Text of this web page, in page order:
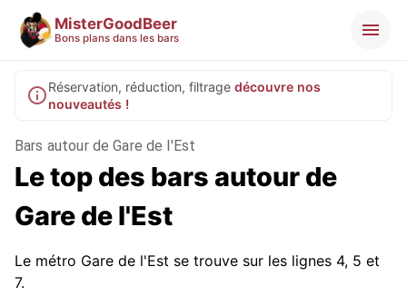
MisterGoodBeer
Bons plans dans les bars
Réservation, réduction, filtrage découvre nos
nouveautés !
Bars autour de Gare de l'Est
Le top des bars autour de
Gare de l'Est
Le métro Gare de l'Est se trouve sur les lignes 4, 5 et
7.